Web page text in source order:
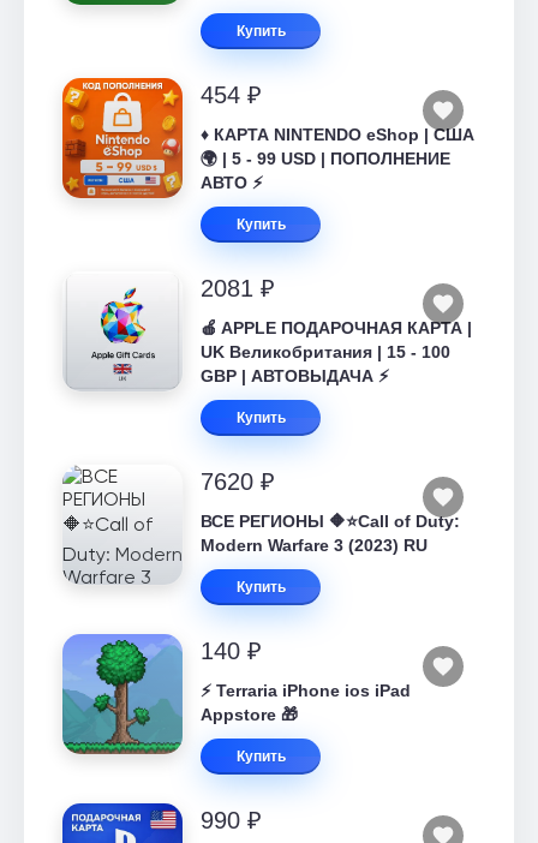
Купить
454 ₽
♦️ КАРТА NINTENDO eShop | США
🌍 | 5 - 99 USD | ПОПОЛНЕНИЕ
АВТО ⚡
Купить
2081 ₽
🍎 APPLE ПОДАРОЧНАЯ КАРТА |
UK Великобритания | 15 - 100
GBP | АВТОВЫДАЧА ⚡️
Купить
7620 ₽
ВСЕ РЕГИОНЫ 🔶⭐Call of Duty:
Modern Warfare 3 (2023) RU
Купить
140 ₽
⚡️ Terraria iPhone ios iPad
Appstore 🎁
Купить
990 ₽